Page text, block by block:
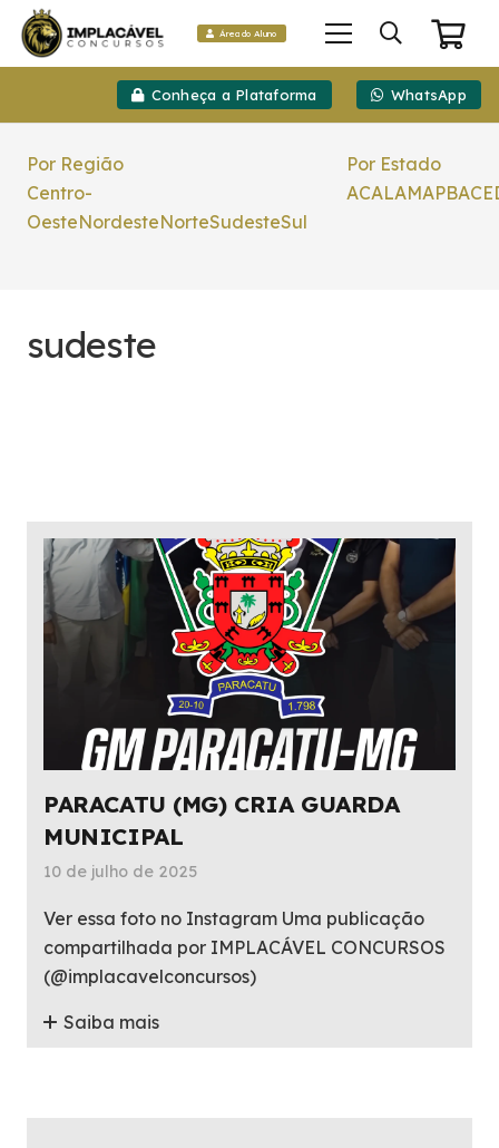
Área do Aluno
Conheça a Plataforma WhatsApp
Por Região
Centro-
OesteNordesteNorteSudesteSul
Por Estado
ACALAMAPBACE
sudeste
PARACATU (MG) CRIA GUARDA
MUNICIPAL
10 de julho de 2025
Ver essa foto no Instagram Uma publicação
compartilhada por IMPLACÁVEL CONCURSOS
(@implacavelconcursos)
Saiba mais